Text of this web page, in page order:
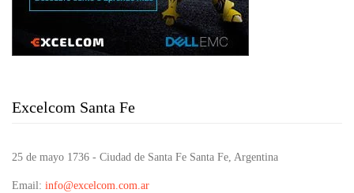
Excelcom Santa Fe
25 de mayo 1736 - Ciudad de Santa Fe Santa Fe, Argentina
Email: info@excelcom.com.ar